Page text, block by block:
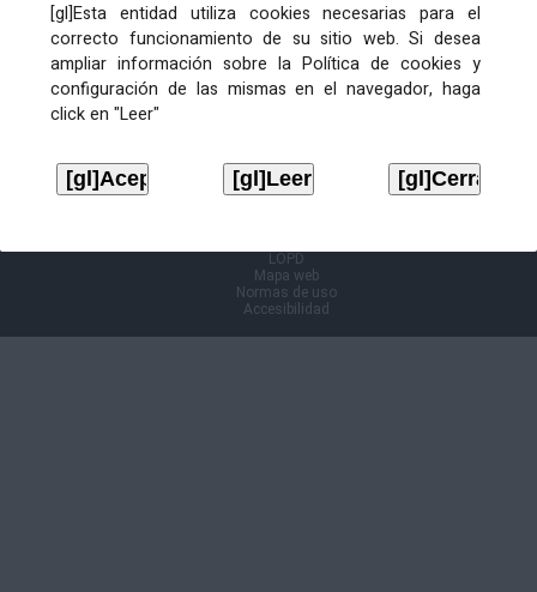
[gl]Esta entidad utiliza cookies necesarias para el
correcto funcionamiento de su sitio web. Si desea
ampliar información sobre la Política de cookies y
configuración de las mismas en el navegador, haga
click en "Leer"
LOPD
Mapa web
Normas de uso
Accesibilidad